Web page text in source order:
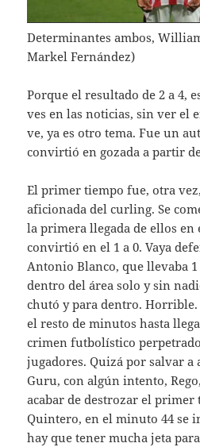
Determinantes ambos,
Markel Fernández)
Porque el resultado de 2 a 4,
ves en las noticias, sin ver el
ve, ya es otro tema. Fue un
convirtió en gozada a partir
El primer tiempo fue, otra
aficionada del curling. Se
la primera llegada de ellos en
convirtió en el 1 a 0. Vaya
Antonio Blanco, que llevaba
dentro del área solo y sin
chutó y para dentro.
el resto de minutos hasta
crimen futbolístico
jugadores. Quizá por salvar a
Guru, con algún intento,
acabar de destrozar el
Quintero, en el minuto 44 se
hay que tener mucha jeta